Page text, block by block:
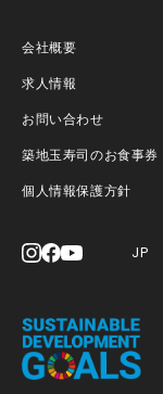
会社概要
求人情報
お問い合わせ
築地玉寿司のお食事券
個人情報保護方針
JP